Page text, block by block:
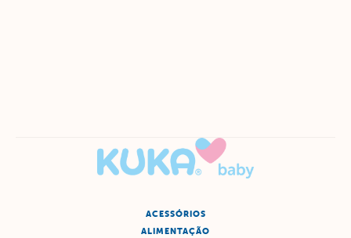
ACESSÓRIOS
ALIMENTAÇÃO